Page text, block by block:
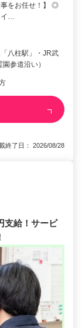
事をお任せ！】 ◎
イ…
八柱駅」・JR武
参道沿い）
了日： 2026/08/28
支給！サービ